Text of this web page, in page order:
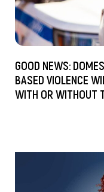
GOOD NEWS:
BASED VIOLENCE
WITH OR WITHOUT